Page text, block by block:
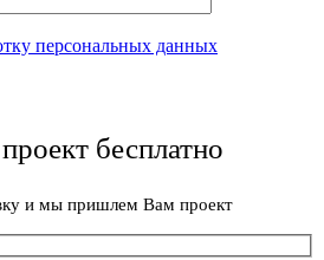
персональных данных
бесплатно
и мы пришлем Вам проект